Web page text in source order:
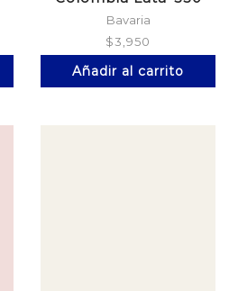
Roja
Bavaria
$3,950
Añadir al carrito